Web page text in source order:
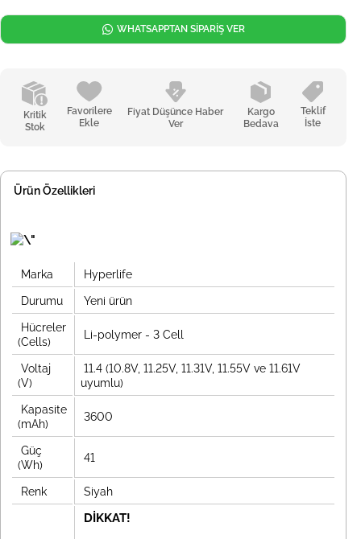
Kritik
Stok
Favorilere
Ekle
Fiyat Düşünce Haber
Ver
Kargo
Bedava
Teklif
İste
WHATSAPPTAN SİPARİŞ VER
Ürün Özellikleri
Marka Hyperlife
Durumu Yeni ürün
Hücreler
(Cells)
Li-polymer - 3 Cell
Voltaj
(V)
11.4 (10.8V, 11.25V, 11.31V, 11.55V ve 11.61V
uyumlu)
Kapasite
(mAh)
3600
Güç
(Wh)
41
Renk Siyah
DİKKAT!